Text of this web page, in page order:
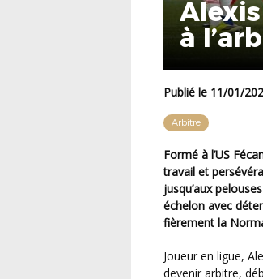
à
Publié le 11/01/
Arbitre
Formé à l’US Fécamp, Alexis Auger incarne la réussite d’un parcours construit avec passion,
travail et
jusqu’aux
échelon avec
fièrement la
Joueur en ligue, Alexis voit sa carrière prendre un nouveau tournant à 13 ans : il choisit de
devenir arbitre,